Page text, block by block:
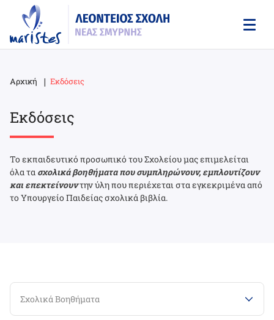
content
Breadcrumb
Αρχική Εκδόσεις
Εκδόσεις
Το εκπαιδευτικό προσωπικό του Σχολείου μας επιμελείται
όλα τα σχολικά βοηθήματα που συμπληρώνουν, εμπλουτίζουν
και επεκτείνουντην ύλη που περιέχεται στα εγκεκριμένα από
το Υπουργείο Παιδείας σχολικά βιβλία.
Σχολικά Βοηθήματα